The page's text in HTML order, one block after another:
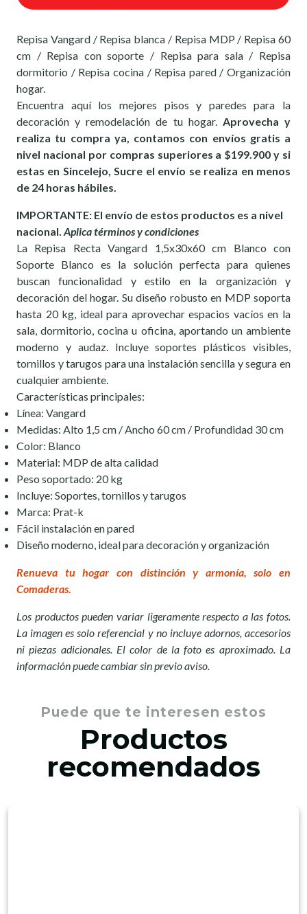
Repisa Vangard / Repisa blanca / Repisa MDP / Repisa 60
cm / Repisa con soporte / Repisa para sala / Repisa
dormitorio / Repisa cocina / Repisa pared / Organización
hogar.
Encuentra aquí los mejores pisos y paredes para la
decoración y remodelación de tu hogar. Aprovecha y
realiza tu compra ya, contamos con envíos gratis a
nivel nacional por compras superiores a $199.900 y si
estas en Sincelejo, Sucre el envío se realiza en menos
de 24 horas hábiles.
IMPORTANTE: El envío de estos productos es a nivel
nacional. Aplica términos y condiciones
La Repisa Recta Vangard 1,5x30x60 cm Blanco con
Soporte Blanco es la solución perfecta para quienes
buscan funcionalidad y estilo en la organización y
decoración del hogar. Su diseño robusto en MDP soporta
hasta 20 kg, ideal para aprovechar espacios vacíos en la
sala, dormitorio, cocina u oficina, aportando un ambiente
moderno y audaz. Incluye soportes plásticos visibles,
tornillos y tarugos para una instalación sencilla y segura en
cualquier ambiente.
Características principales:
Línea: Vangard
Medidas: Alto 1,5 cm / Ancho 60 cm / Profundidad 30 cm
Color: Blanco
Material: MDP de alta calidad
Peso soportado: 20 kg
Incluye: Soportes, tornillos y tarugos
Marca: Prat-k
Fácil instalación en pared
Diseño moderno, ideal para decoración y organización
Renueva tu hogar con distinción y armonía, solo en
Comaderas.
Los productos pueden variar ligeramente respecto a las fotos.
La imagen es solo referencial y no incluye adornos, accesorios
ni piezas adicionales. El color de la foto es aproximado. La
información puede cambiar sin previo aviso.
Puede que te interesen estos
Productos
recomendados